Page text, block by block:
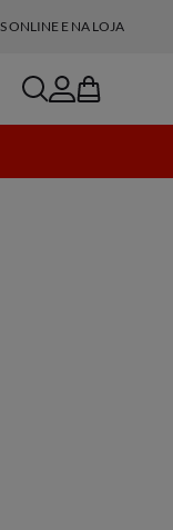
ONLINE E NA LOJA
searchaccount
bag